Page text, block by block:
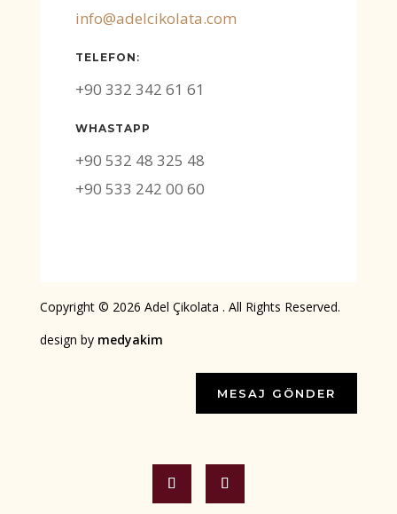
info@adelcikolata.com
TELEFON :
+90 332 342 61 61
WHASTAPP
+90 532 48 325 48
+90 533 242 00 60
Copyright © 2026 Adel Çikolata . All Rights Reserved.
design by medyakim
MESAJ GÖNDER